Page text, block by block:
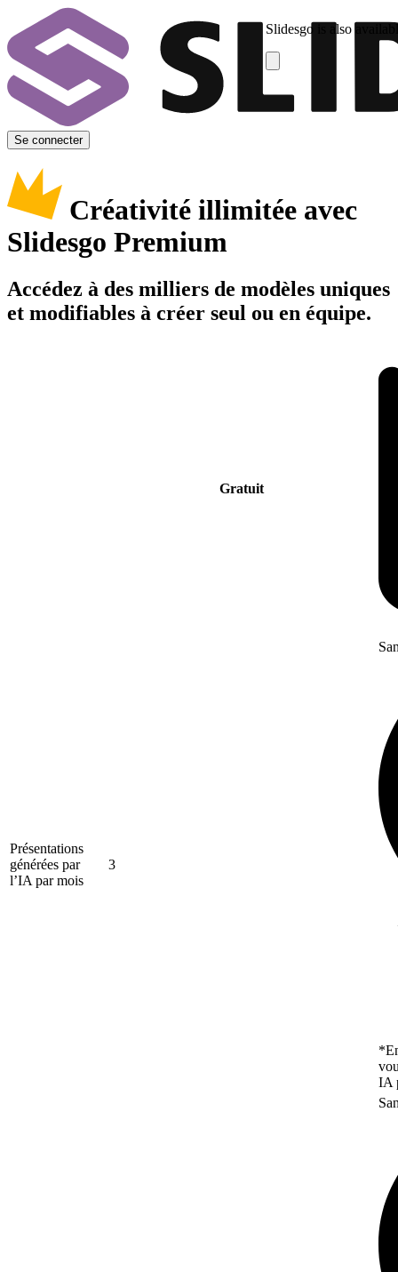
Slidesgo is also
Se connecter
Créativité illimitée avec
Slidesgo Premium
Accédez à des milliers de modèles uniques
et modifiables à créer seul ou en équipe.
Gratuit
Présentations
générées par
l’IA par mois
3
IA